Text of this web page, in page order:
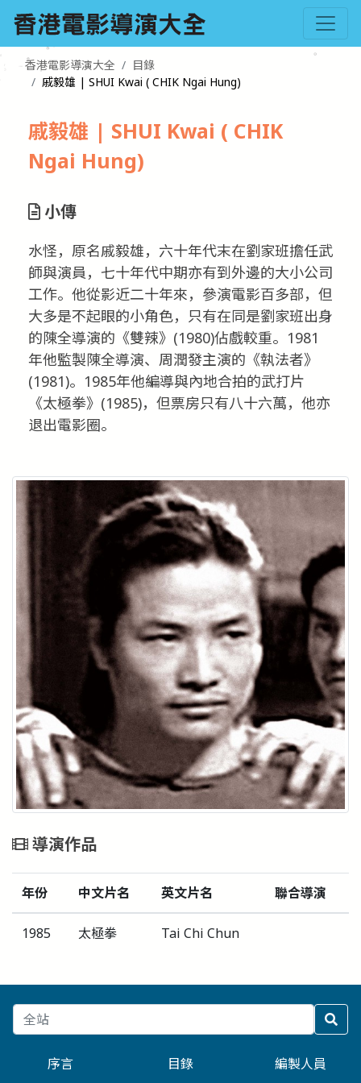
香港電影導演大全
目錄
戚毅雄 | SHUI Kwai ( CHIK Ngai Hung)
戚毅雄 | SHUI Kwai ( CHIK
Ngai Hung)
小傳
水怪，原名戚毅雄，六十年代末在劉家班擔任武
師與演員，七十年代中期亦有到外邊的大小公司
工作。他從影近二十年來，參演電影百多部，但
大多是不起眼的小角色，只有在同是劉家班出身
的陳全導演的《雙辣》(1980)佔戲較重。1981
年他監製陳全導演、周潤發主演的《執法者》
(1981)。1985年他編導與內地合拍的武打片
《太極拳》(1985)，但票房只有八十六萬，他亦
退出電影圈。
導演作品
年份 中文片名 英文片名 聯合導演
1985 太極拳 Tai Chi Chun
序言 目錄 編製人員